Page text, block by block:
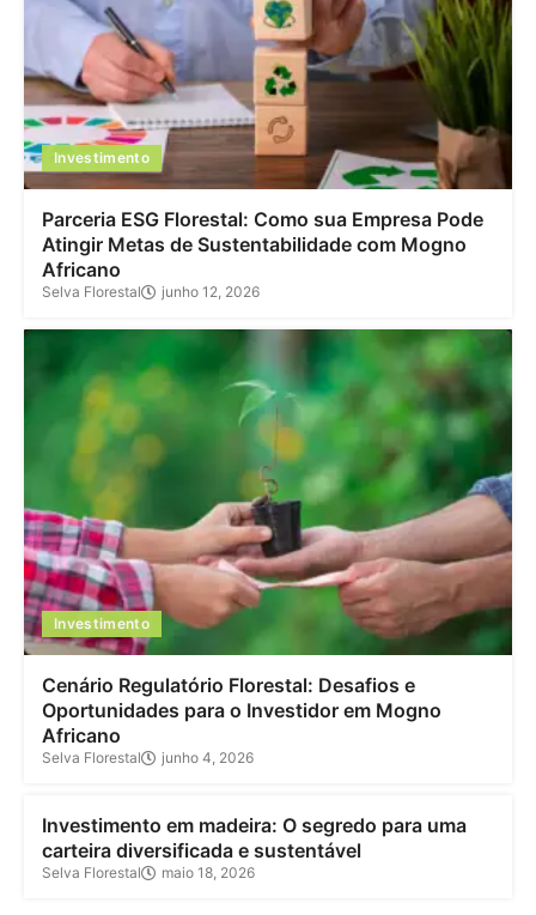
Investimento
Parceria ESG Florestal: Como sua Empresa Pode
Atingir Metas de Sustentabilidade com Mogno
Africano
Selva Florestal junho 12, 2026
Investimento
Cenário Regulatório Florestal: Desafios e
Oportunidades para o Investidor em Mogno
Africano
Selva Florestal junho 4, 2026
Investimento
Investimento em madeira: O segredo para uma
carteira diversificada e sustentável
Selva Florestal maio 18, 2026